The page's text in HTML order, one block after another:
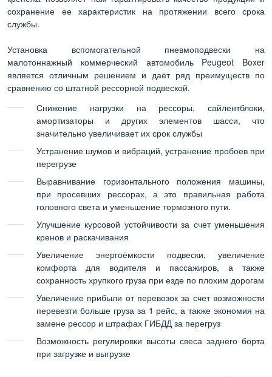
сохранение ее характеристик на протяжении всего срока
службы.
Установка вспомогательной пневмоподвески на
малотоннажный коммерческий автомобиль Peugeot Boxer
является отличным решением и даёт ряд преимуществ по
сравнению со штатной рессорной подвеской.
Снижение нагрузки на рессоры, сайлентблоки,
амортизаторы и других элементов шасси, что
значительно увеличивает их срок службы
Устранение шумов и вибраций, устранение пробоев при
перегрузе
Выравнивание горизонтального положения машины,
при просевших рессорах, а это правильная работа
головного света и уменьшение тормозного пути.
Улучшение курсовой устойчивости за счет уменьшения
кренов и раскачивания
Увеличение энергоёмкости подвески, увеличение
комфорта для водителя и пассажиров, а также
сохранность хрупкого груза при езде по плохим дорогам
Увеличение прибыли от перевозок за счет возможности
перевезти больше груза за 1 рейс, а также экономия на
замене рессор и штрафах ГИБДД за перегруз
Возможность регулировки высоты свеса заднего борта
при загрузке и выгрузке